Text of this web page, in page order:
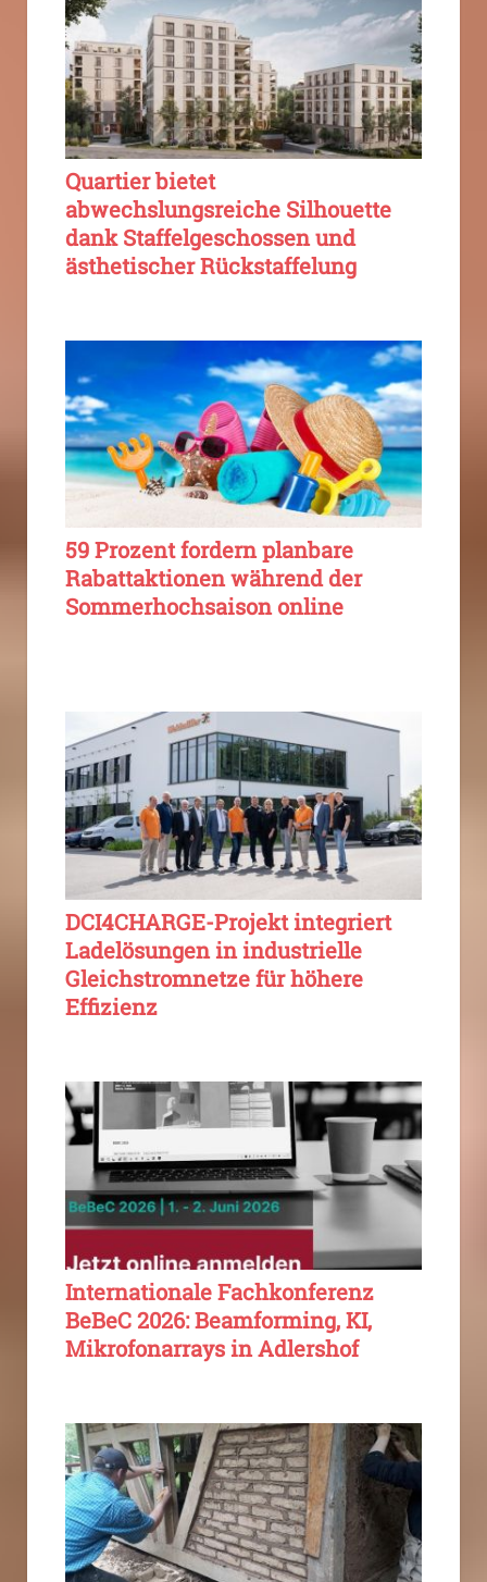
Quartier bietet
abwechslungsreiche Silhouette
dank Staffelgeschossen und
ästhetischer Rückstaffelung
59 Prozent fordern planbare
Rabattaktionen während der
Sommerhochsaison online
DCI4CHARGE-Projekt integriert
Ladelösungen in industrielle
Gleichstromnetze für höhere
Effizienz
Internationale Fachkonferenz
BeBeC 2026: Beamforming, KI,
Mikrofonarrays in Adlershof